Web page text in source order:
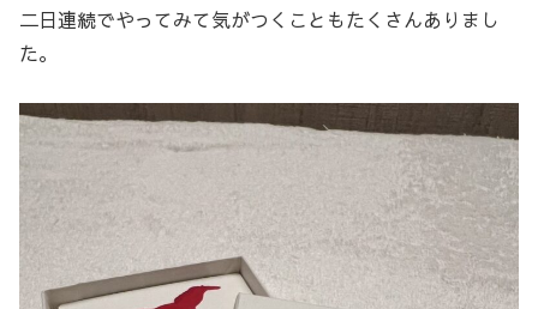
二日連続でやってみて気がつくこともたくさんありまし
た。